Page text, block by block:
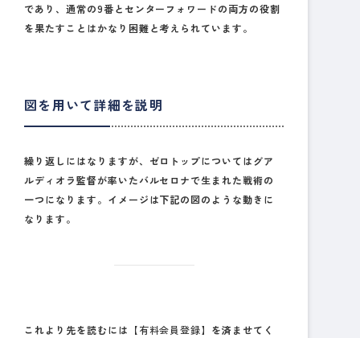
であり、通常の9番とセンターフォワードの両方の役割
を果たすことはかなり困難と考えられています。
図を用いて詳細を説明
繰り返しにはなりますが、ゼロトップについてはグア
ルディオラ監督が率いたバルセロナで生まれた戦術の
一つになります。イメージは下記の図のような動きに
なります。
これより先を読むには 【有料会員登録】 を済ませてく